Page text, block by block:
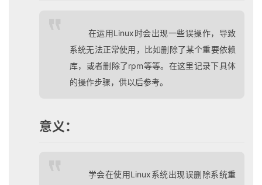
在运用Linux时会出现一些误操作，导致
系统无法正常使用，比如删除了某个重要依赖
库，或者删除了rpm等等。在这里记录下具体
的操作步骤，供以后参考。
意义：
学会在使用Linux系统出现误删除系统重